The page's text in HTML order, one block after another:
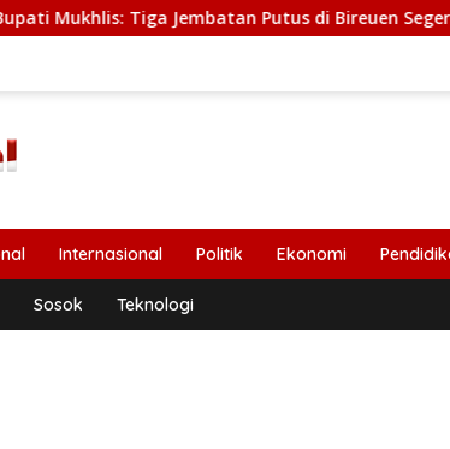
Jembatan Putus di Bireuen Segera Dibangun,
Internasional Politik Ekonomi
Sosok Teknologi